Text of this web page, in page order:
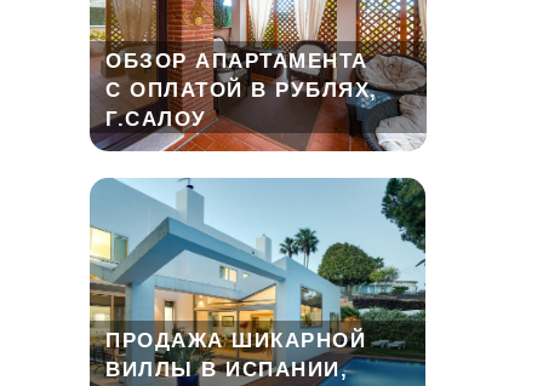
ОБЗОР АПАРТАМЕНТА
С ОПЛАТОЙ В РУБЛЯХ,
Г.САЛОУ
ПРОДАЖА ШИКАРНОЙ
ВИЛЛЫ В ИСПАНИИ,